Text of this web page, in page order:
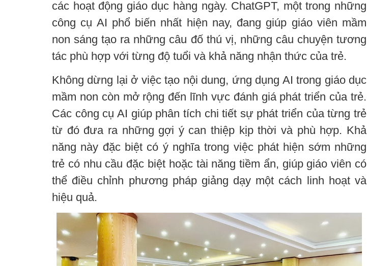
các hoạt động giáo dục hàng ngày. ChatGPT, một trong những
công cụ AI phổ biến nhất hiện nay, đang giúp giáo viên mầm
non sáng tạo ra những câu đố thú vị, những câu chuyện tương
tác phù hợp với từng độ tuổi và khả năng nhận thức của trẻ.
Không dừng lại ở việc tạo nội dung, ứng dụng AI trong giáo dục
mầm non còn mở rộng đến lĩnh vực đánh giá phát triển của trẻ.
Các công cụ AI giúp phân tích chi tiết sự phát triển của từng trẻ
từ đó đưa ra những gợi ý can thiệp kịp thời và phù hợp. Khả
năng này đặc biệt có ý nghĩa trong việc phát hiện sớm những
trẻ có nhu cầu đặc biệt hoặc tài năng tiềm ẩn, giúp giáo viên có
thể điều chỉnh phương pháp giảng dạy một cách linh hoạt và
hiệu quả.